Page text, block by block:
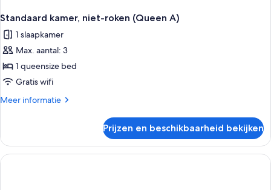
Standaard kamer, niet-roken (Queen A)
1 slaapkamer
Max. aantal: 3
1 queensize bed
Gratis wifi
Meer informatie
Meer
kamer,
niet-
roken
Prijzen en beschikbaarheid bekijken